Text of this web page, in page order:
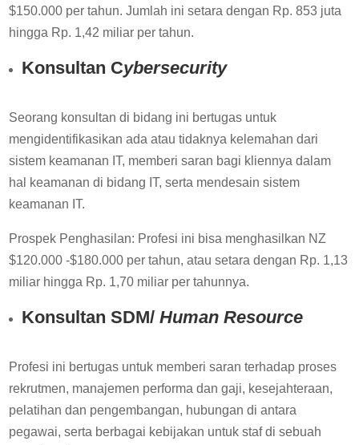
$150.000 per tahun. Jumlah ini setara dengan Rp. 853 juta
hingga Rp. 1,42 miliar per tahun.
Konsultan Cybersecurity
Seorang konsultan di bidang ini bertugas untuk
mengidentifikasikan ada atau tidaknya kelemahan dari
sistem keamanan IT, memberi saran bagi kliennya dalam
hal keamanan di bidang IT, serta mendesain sistem
keamanan IT.
Prospek Penghasilan: Profesi ini bisa menghasilkan NZ
$120.000 -$180.000 per tahun, atau setara dengan Rp. 1,13
miliar hingga Rp. 1,70 miliar per tahunnya.
Konsultan SDM/Human Resource
Profesi ini bertugas untuk memberi saran terhadap proses
rekrutmen, manajemen performa dan gaji, kesejahteraan,
pelatihan dan pengembangan, hubungan di antara
pegawai, serta berbagai kebijakan untuk staf di sebuah